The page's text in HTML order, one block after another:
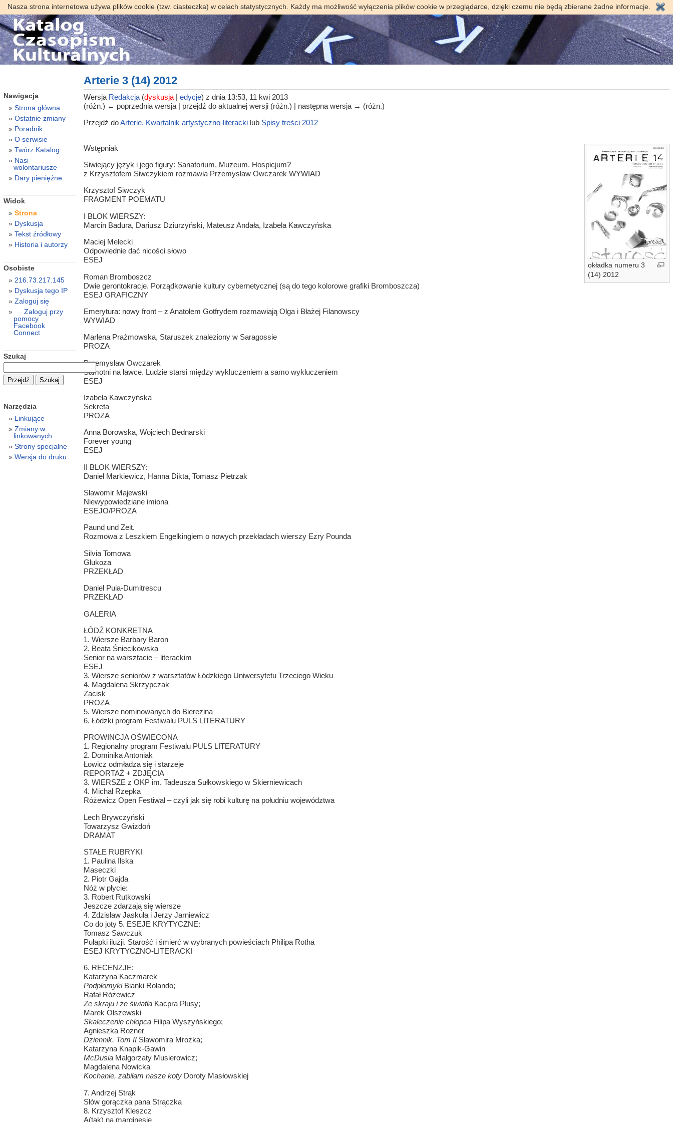
Nasza strona internetowa używa plików cookie (tzw. ciasteczka) w celach statystycznych. Każdy ma możliwość wyłączenia plików cookie w przeglądarce, dzięki czemu nie będą zbierane żadne informacje.
Arterie 3 (14) 2012
Wersja Redakcja (dyskusja| edycje) z dnia 13:53, 11 kwi 2013
(różn.) ← poprzednia wersja | przejdź do aktualnej wersji (różn.) | następna wersja → (różn.)
Przejdź doArterie. Kwartalnik artystyczno-literackilub Spisy treści 2012
okładka numeru 3
(14) 2012
Wstępniak
Siwiejący język i jego figury: Sanatorium, Muzeum. Hospicjum?
z Krzysztofem Siwczykiem rozmawia Przemysław Owczarek WYWIAD
Krzysztof Siwczyk
FRAGMENT POEMATU
I BLOK WIERSZY:
Marcin Badura, Dariusz Dziurzyński, Mateusz Andała, Izabela Kawczyńska
Maciej Melecki
Odpowiednie dać nicości słowo
ESEJ
Roman Bromboszcz
Dwie gerontokracje. Porządkowanie kultury cybernetycznej (są do tego kolorowe grafiki Bromboszcza)
ESEJ GRAFICZNY
Emerytura: nowy front – z Anatolem Gotfrydem rozmawiają Olga i Błażej Filanowscy
WYWIAD
Marlena Prażmowska, Staruszek znaleziony w Saragossie
PROZA
Przemysław Owczarek
Samotni na ławce. Ludzie starsi między wykluczeniem a samo wykluczeniem
ESEJ
Izabela Kawczyńska
Sekreta
PROZA
Anna Borowska, Wojciech Bednarski
Forever young
ESEJ
II BLOK WIERSZY:
Daniel Markiewicz, Hanna Dikta, Tomasz Pietrzak
Sławomir Majewski
Niewypowiedziane imiona
ESEJO/PROZA
Paund und Zeit.
Rozmowa z Leszkiem Engelkingiem o nowych przekładach wierszy Ezry Pounda
Silvia Tomowa
Glukoza
PRZEKŁAD
Daniel Puia-Dumitrescu
PRZEKŁAD
GALERIA
ŁÓDŹ KONKRETNA
1. Wiersze Barbary Baron
2. Beata Śniecikowska
Senior na warsztacie – literackim
ESEJ
3. Wiersze seniorów z warsztatów Łódzkiego Uniwersytetu Trzeciego Wieku
4. Magdalena Skrzypczak
Zacisk
PROZA
5. Wiersze nominowanych do Bierezina
6. Łódzki program Festiwalu PULS LITERATURY
PROWINCJA OŚWIECONA
1. Regionalny program Festiwalu PULS LITERATURY
2. Dominika Antoniak
Łowicz odmładza się i starzeje
REPORTAŻ + ZDJĘCIA
3. WIERSZE z OKP im. Tadeusza Sułkowskiego w Skierniewicach
4. Michał Rzepka
Różewicz Open Festiwal – czyli jak się robi kulturę na południu województwa
Lech Brywczyński
Towarzysz Gwizdoń
DRAMAT
STAŁE RUBRYKI
1. Paulina Ilska
Maseczki
2. Piotr Gajda
Nóż w płycie:
3. Robert Rutkowski
Jeszcze zdarzają się wiersze
4. Zdzisław Jaskuła i Jerzy Jarniewicz
Co do joty 5. ESEJE KRYTYCZNE:
Tomasz Sawczuk
Pułapki iluzji. Starość i śmierć w wybranych powieściach Philipa Rotha
ESEJ KRYTYCZNO-LITERACKI
6. RECENZJE:
Katarzyna Kaczmarek
PodpłomykiBianki Rolando;
Rafał Różewicz
Ze skraju i ze światłaKacpra Płusy;
Marek Olszewski
Skaleczenie chłopcaFilipa Wyszyńskiego;
Agnieszka Rozner
Dziennik. Tom IISławomira Mrożka;
Katarzyna Knapik-Gawin
McDusiaMałgorzaty Musierowicz;
Magdalena Nowicka
Kochanie, zabiłam nasze kotyDoroty Masłowskiej
7. Andrzej Strąk
Słów gorączka pana Strączka
8. Krzysztof Kleszcz
A(tak) na marginesie
Nawigacja
Strona główna
Ostatnie zmiany
Poradnik
O serwisie
Twórz Katalog
Nasi
wolontariusze
Dary pieniężne
Widok
Strona
Dyskusja
Tekst źródłowy
Historia i autorzy
Osobiste
216.73.217.145
Dyskusja tego IP
Zaloguj się
Zaloguj przy
pomocy
Facebook
Connect
Szukaj
Narzędzia
Linkujące
Zmiany w
linkowanych
Strony specjalne
Wersja do druku